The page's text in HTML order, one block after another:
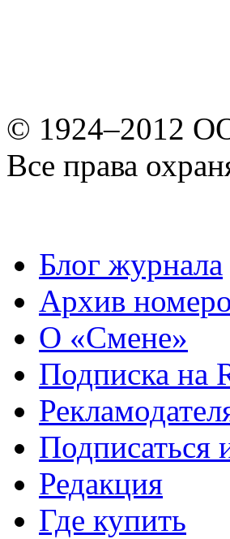
© 1924–2012
Все права
Блог журнала
Архив
О «Смене»
Подписка на
Подписаться
Редакция
Где купить